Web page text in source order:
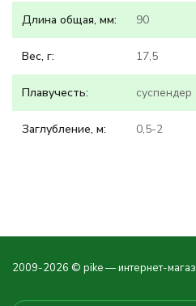
Длина общая, мм: 90
Вес, г: 17,5
Плавучесть: суспендер
Заглубление, м: 0,5-2
2009-2026 © pike — интернет-